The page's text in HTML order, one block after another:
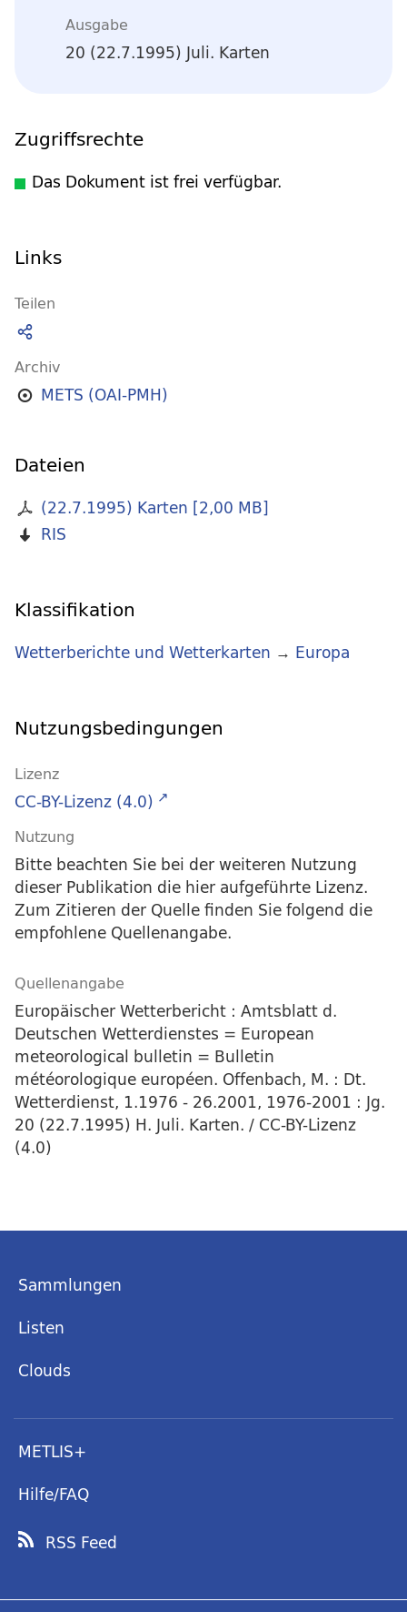
Ausgabe
20 (22.7.1995) Juli. Karten
Zugriffsrechte
Das Dokument ist frei verfügbar.
Links
Teilen
Archiv
METS (OAI-PMH)
Dateien
(22.7.1995) Karten [2,00 MB]
RIS
Klassifikation
Wetterberichte und Wetterkarten → Europa
Nutzungsbedingungen
Lizenz
CC-BY-Lizenz (4.0)
Nutzung
Bitte beachten Sie bei der weiteren Nutzung
dieser Publikation die hier aufgeführte Lizenz.
Zum Zitieren der Quelle finden Sie folgend die
empfohlene Quellenangabe.
Quellenangabe
Europäischer Wetterbericht : Amtsblatt d.
Deutschen Wetterdienstes = European
meteorological bulletin = Bulletin
météorologique européen. Offenbach, M. : Dt.
Wetterdienst, 1.1976 - 26.2001, 1976-2001 : Jg.
20 (22.7.1995) H. Juli. Karten. / CC-BY-Lizenz
(4.0)
Sammlungen
Listen
Clouds
METLIS+
Hilfe/FAQ
RSS Feed